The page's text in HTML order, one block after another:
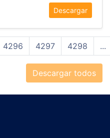
Descargar
4296 4297 4298 ...
Descargar todos